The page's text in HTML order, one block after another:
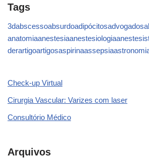
Tags
3dabscessoabsurdoadipócitosadvogados
anatomiaanestesiaanestesiologia
derartigoartigosaspirinaassepsia
Check-up Virtual
Cirurgia Vascular: Varizes com laser
Consultório Médico
Arquivos